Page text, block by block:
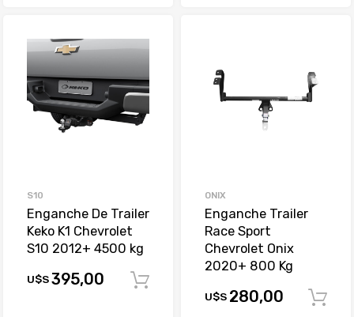
S10
Enganche De Trailer
Keko K1 Chevrolet
S10 2012+ 4500 kg
U$S395,00
ONIX
Enganche Trailer
Race Sport
Chevrolet Onix
2020+ 800 Kg
U$S 280,00